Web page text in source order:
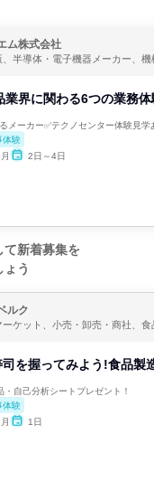
ム株式会社
半導体・電子機器メーカー、機
界に関わる6つの業務体
メーカー✅テクノセンター体験見学
体験
2日～4日
て新着募集を
ょう
ルク
ーケット、小売・卸売・商社、
司を握ってみよう!食品製
自己分析シートプレゼント！
体験
1日